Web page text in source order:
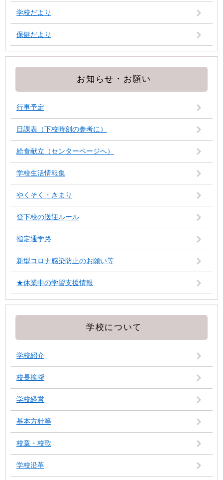
学校だより
保健だより
お知らせ・お願い
行事予定
日課表（下校時刻の参考に）
給食献立（センターページへ）
学校生活情報集
やくそく・きまり
登下校の送迎ルール
指定通学路
新型コロナ感染防止のお願い等
★休業中の学習支援情報
学校について
学校紹介
校長挨拶
学校経営
基本方針等
校章・校歌
学校沿革